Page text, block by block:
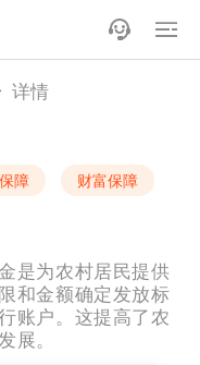
详情
障
财富保障
是为农村居民提供
和金额确定发放标
账户。这提高了农
展。